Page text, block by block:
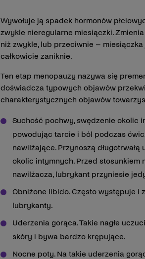
Wywołuje ją spadek hormonów
zwykle nieregularne miesiączki.
niż zwykle, lub przeciwnie –
całkowicie zaniknie.
Ten etap menopauzy nazywa się
doświadcza typowych objawów
charakterystycznych objawów
Suchość pochwy, swędzenie okolic
powodując tarcie i ból podczas
nawilżające. Przynoszą
okolic intymnych. Przed stosunkiem
nawilżacza, lubrykant przyniesie
Obniżone libido. Często występuje
lubrykanty.
Uderzenia gorąca. Takie nagłe
skóry i bywa bardzo krępujące.
Nocne poty. Na takie uderzenia